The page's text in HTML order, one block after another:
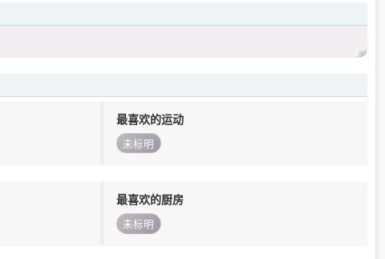
最喜欢的运动
未标明
最喜欢的厨房
未标明